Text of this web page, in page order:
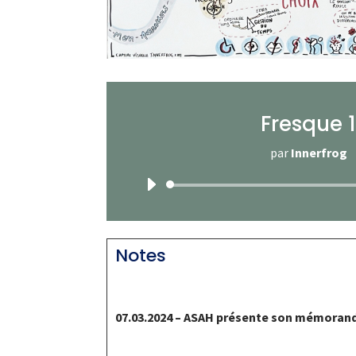
Fresque 1
par Innerfrog
Lecteur
Notes
07.03.2024 – ASAH présente son